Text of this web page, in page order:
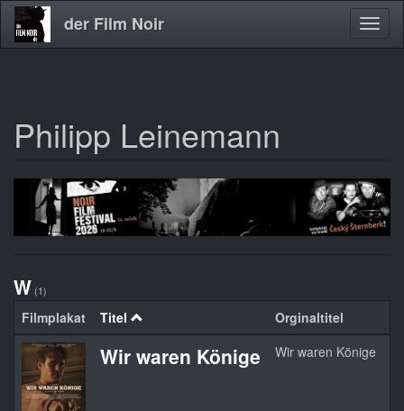
Direkt
zum
der Film Noir
Philipp Leinemann
W (1)
Filmplakat Titel Orginaltitel
Wir waren Könige Wir waren Könige